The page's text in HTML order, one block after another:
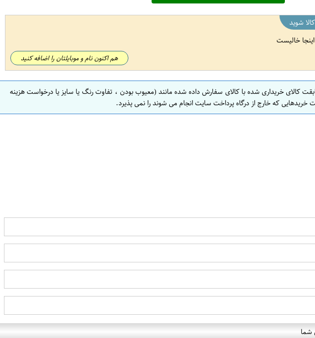
شوید
اینجا خالیست
هم اکنون نام و موبایلتان را اضافه کنید
کالای خریداری شده با کالای سفارش داده شده مانند (معیوب بودن ، تفاوت رنگ یا سایز یا درخواست هزینه
که خارج از درگاه پرداخت سایت انجام می شوند را نمی پذیرد.
شما